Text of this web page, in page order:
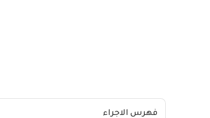
فهرس الاجراء